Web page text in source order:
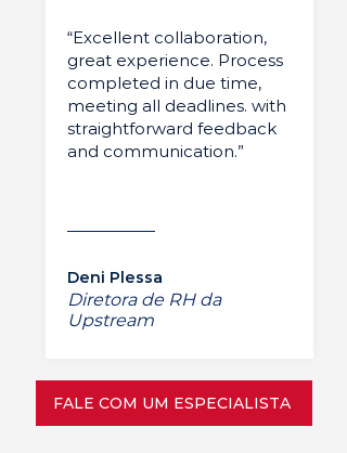
“Excellent collaboration,
great experience. Process
completed in due time,
meeting all deadlines. with
straightforward feedback
and communication.”
Deni Plessa
Diretora de RH da
Upstream
FALE COM UM ESPECIALISTA